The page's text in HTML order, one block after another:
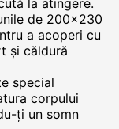
la atingere.
de 200x230
a acoperi cu
și căldură
special
corpului
ți un somn